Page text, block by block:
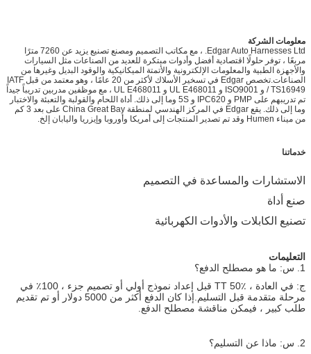
معلومات الشركة
Edgar Auto Harnesses Ltd. ، مع مكاتب التصميم ومصنع تصنيع يزيد عن 7260 مترًا
مربعًا ، توفر حلولًا اقتصادية أفضل وأدوات مبتكرة للعديد من الصناعات مثل السيارات
والأجهزة الطبية والمعلومات الإلكترونية والأتمتة الميكانيكية والوقود البديل وغيرها من
الصناعات.تخصص Edgar في تسخير الأسلاك لأكثر من 20 عامًا ، وهو معتمد من قبل IATF
/ TS16949 و ISO9001 و UL E468011 و UL E468011 ، مع موظفين مدربين تدريباً جيداً
تم تدريبهم على PMP و IPC620 و 5S وما إلى ذلك. أداة اللحام والقولبة والتعبئة والاختبار
وما إلى ذلك. يقع Edgar في المركز الهندسي لمنطقة China Great Bay على بعد 3 كم
من ميناء Humen وقد تم تصدير المنتجات إلى أمريكا وأوروبا وإيزريا واليابان إلخ.
خدماتنا
الاستشارات والمساعدة في التصميم
صنع أداة
تصنيع الكابلات والأدوات الكهربائية
التعليمات
1. س: ما هو مصطلح الدفع؟
ج: في العادة ، TT 50٪ قبل إعداد نموذج أولي أو تصميم جزء ، 100٪ في
مرحلة متقدمة قبل التسليم.إذا كان الدفع أكثر من 5000 دولار أو تم تقديم
طلب كبير ، فيمكن مناقشة مصطلح الدفع.
2. س: ماذا عن التسليم؟